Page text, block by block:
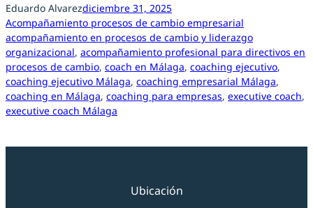
Eduardo Alvarezdiciembre 31, 2025
Acompañamiento procesos de cambio empresarial
acompañamiento en procesos de cambio y liderazgo
organizacional, acompañamiento profesional para directivos en
procesos de cambio, coach en Málaga, coaching ejecutivo
coaching ejecutivo Málaga, coaching empresarial Málaga
coaching en Málaga, coaching para empresas, executive coach
executive coach Málaga
Ubicación